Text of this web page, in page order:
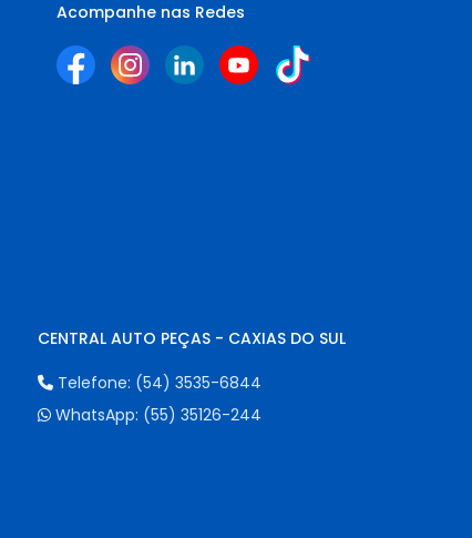
Acompanhe nas Redes
CENTRAL AUTO PEÇAS - CAXIAS DO SUL
Telefone: (54) 3535-6844
WhatsApp: (55) 35126-244